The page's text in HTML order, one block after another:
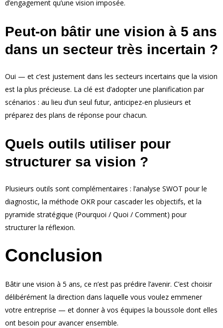
d’engagement qu’une vision imposée.
Peut-on bâtir une vision à 5 ans
dans un secteur très incertain ?
Oui — et c’est justement dans les secteurs incertains que la vision
est la plus précieuse. La clé est d’adopter une planification par
scénarios : au lieu d’un seul futur, anticipez-en plusieurs et
préparez des plans de réponse pour chacun.
Quels outils utiliser pour
structurer sa vision ?
Plusieurs outils sont complémentaires : l’analyse SWOT pour le
diagnostic, la méthode OKR pour cascader les objectifs, et la
pyramide stratégique (Pourquoi / Quoi / Comment) pour
structurer la réflexion.
Conclusion
Bâtir une vision à 5 ans, ce n’est pas prédire l’avenir. C’est choisir
délibérément la direction dans laquelle vous voulez emmener
votre entreprise — et donner à vos équipes la boussole dont elles
ont besoin pour avancer ensemble.